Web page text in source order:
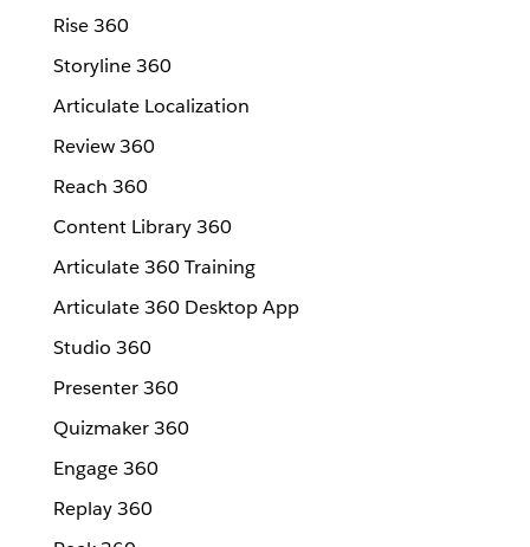
Rise 360
Storyline 360
Articulate Localization
Review 360
Reach 360
Content Library 360
Articulate 360 Training
Articulate 360 Desktop App
Studio 360
Presenter 360
Quizmaker 360
Engage 360
Replay 360